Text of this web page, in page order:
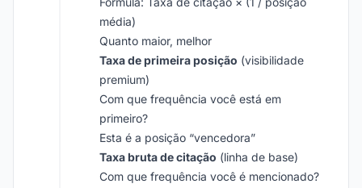
média)
Quanto maior, melhor
Taxa de primeira posição (visibilidade
premium)
Com que frequência você está em
primeiro?
Esta é a posição “vencedora”
Taxa bruta de citação (linha de base)
Com que frequência você é mencionado?